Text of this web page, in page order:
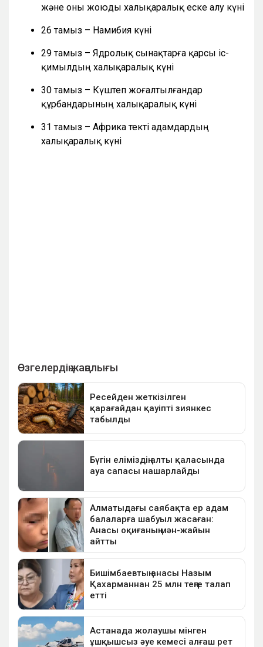
және оны жоюды халықаралық еске алу күні
26 тамыз – Намибия күні
29 тамыз – Ядролық сынақтарға қарсы іс-
қимылдың халықаралық күні
30 тамыз – Күштеп жоғалтылғандар
құрбандарының халықаралық күні
31 тамыз – Африка текті адамдардың
халықаралық күні